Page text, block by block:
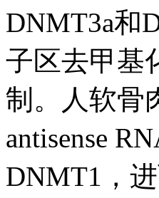
DNMT3a和
子区去甲基
制。人软骨
antisense
DNMT1，